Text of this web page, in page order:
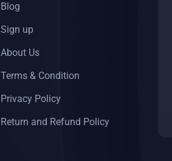
Blog
Sign up
About Us
Terms & Condition
Privacy Policy
Return and Refund Policy